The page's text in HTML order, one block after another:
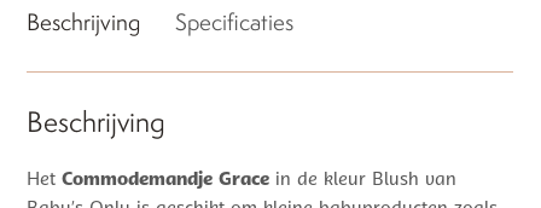
Beschrijving Specificaties
Beschrijving
HetCommodemandje Grace in de kleur Blush van